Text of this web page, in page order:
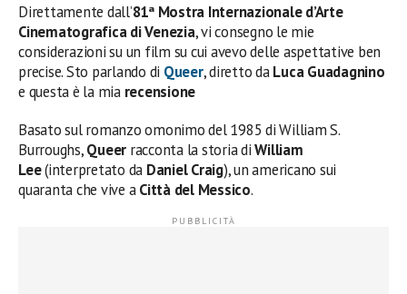
Direttamente dall’81ª Mostra Internazionale d’Arte
Cinematografica di Venezia, vi consegno le mie
considerazioni su un film su cui avevo delle aspettative ben
precise. Sto parlando di Queer, diretto daLuca Guadagnino
e questa è la mia recensione
Basato sul romanzo omonimo del 1985 di William S.
Burroughs,Queer racconta la storia diWilliam
Lee(interpretato da Daniel Craig), un americano sui
quaranta che vive aCittà del Messico.